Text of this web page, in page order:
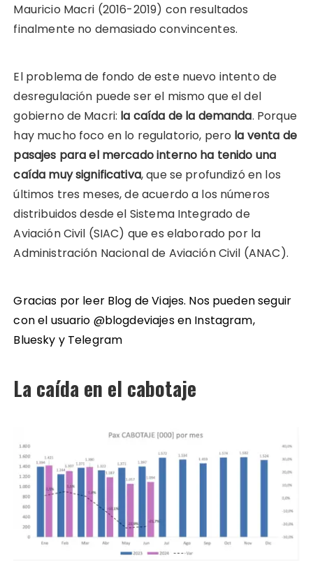
Mauricio Macri (2016-2019) con resultados
finalmente no demasiado convincentes.
El problema de fondo de este nuevo intento de
desregulación puede ser el mismo que el del
gobierno de Macri: la caída de la demanda. Porque
hay mucho foco en lo regulatorio, pero la venta de
pasajes para el mercado interno ha tenido una
caída muy significativa, que se profundizó en los
últimos tres meses, de acuerdo a los números
distribuidos desde el Sistema Integrado de
Aviación Civil (SIAC) que es elaborado por la
Administración Nacional de Aviación Civil (ANAC).
Gracias por leer Blog de Viajes. Nos pueden seguir
con el usuario @blogdeviajes en Instagram,
Bluesky y Telegram
La caída en el cabotaje